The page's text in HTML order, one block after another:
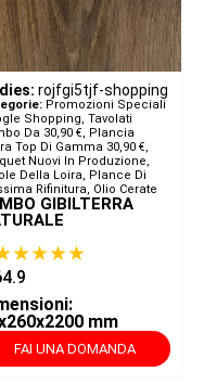
rojfgi5tjf-shopping
Promozioni Speciali
Shopping, Tavolati
Da 30,90 €, Plancia
Top Di Gamma 30,90 €,
Nuovi In Produzione,
Della Loira, Plance Di
Rifinitura, Olio Cerate
GIBILTERRA
mm
FAI UNA DOMANDA